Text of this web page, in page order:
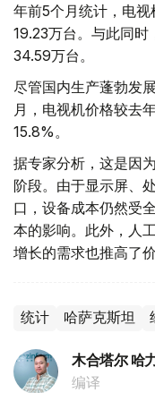
年前5个月统计，电
19.23万台。与此同时
34.59万台。
尽管国内生产蓬勃发
月，电视机价格较去
15.8%。
据专家分析，这是因
阶段。由于显示屏、
口，设备成本仍然受
本的影响。此外，人
增长的需求也推高了价
统计 哈萨克斯坦
木合塔尔 哈
编译